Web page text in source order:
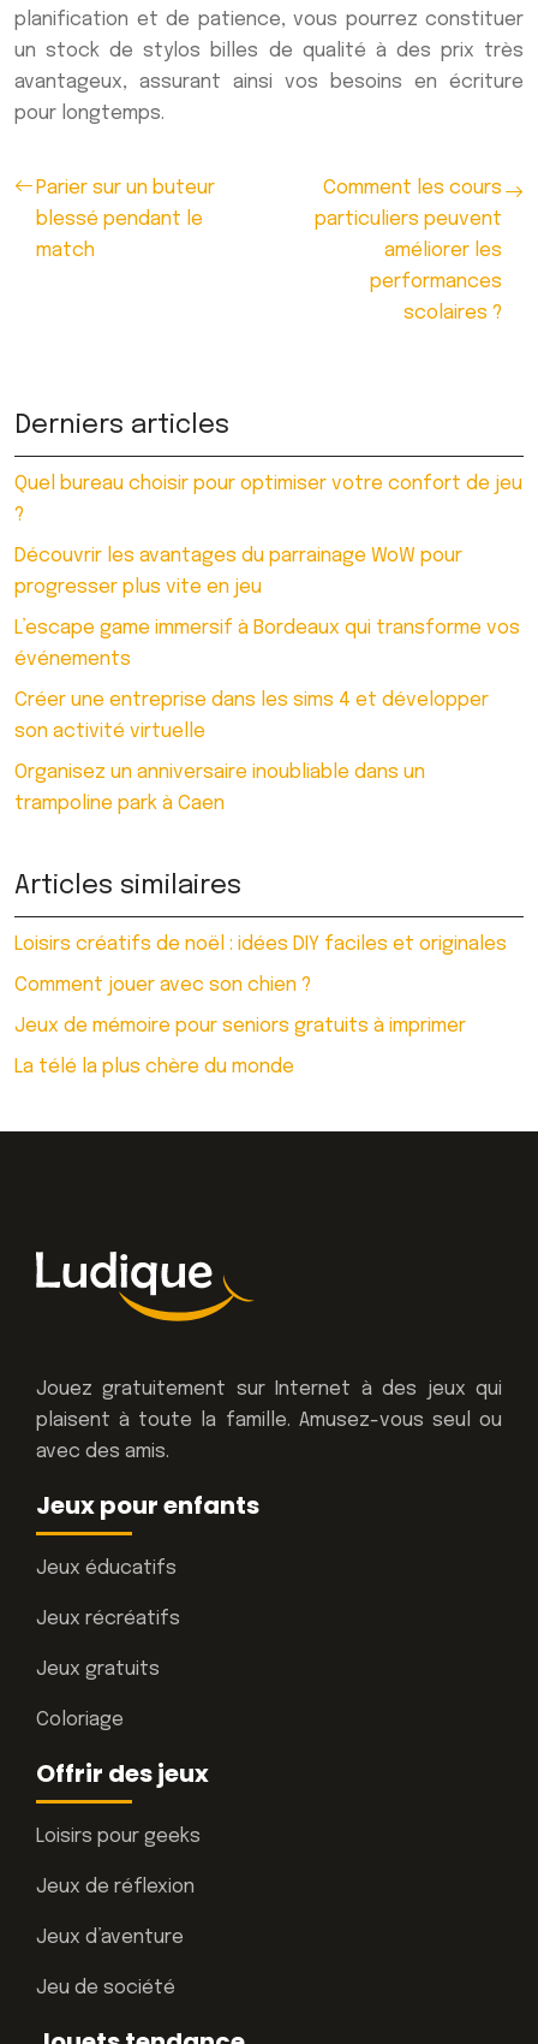
planification et de patience, vous pourrez constituer
un stock de stylos billes de qualité à des prix très
avantageux, assurant ainsi vos besoins en écriture
pour longtemps.
Parier sur un buteur
blessé pendant le
match
Comment les cours
particuliers peuvent
améliorer les
performances
scolaires ?
Derniers articles
Quel bureau choisir pour optimiser votre confort de jeu
?
Découvrir les avantages du parrainage WoW pour
progresser plus vite en jeu
L’escape game immersif à Bordeaux qui transforme vos
événements
Créer une entreprise dans les sims 4 et développer
son activité virtuelle
Organisez un anniversaire inoubliable dans un
trampoline park à Caen
Articles similaires
Loisirs créatifs de noël : idées DIY faciles et originales
Comment jouer avec son chien ?
Jeux de mémoire pour seniors gratuits à imprimer
La télé la plus chère du monde
Jouez gratuitement sur Internet à des jeux qui
plaisent à toute la famille. Amusez-vous seul ou
avec des amis.
Jeux pour enfants
Jeux éducatifs
Jeux récréatifs
Jeux gratuits
Coloriage
Offrir des jeux
Loisirs pour geeks
Jeux de réflexion
Jeux d’aventure
Jeu de société